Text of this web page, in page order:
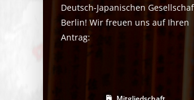
Deutsch-Japanischen
Berlin! Wir freuen uns auf Ihren
Antrag: